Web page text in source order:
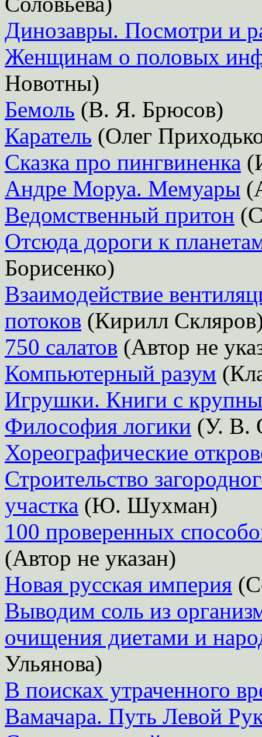
Динозавры. Посмотри и
Женщинам о половых
Новотны)
Бемоль (В. Я. Брюсов)
Каратель (Олег
Сказка про пингвиненка
Андре Моруа. Мемуары
Ведомственный притон
Отсюда дороги к
Борисенко)
Взаимодействие
потоков (Кирилл
750 салатов (Автор не
Компьютерный разум
Игрушки. Книги с
Философия логики (У. В.
Хореографические
Строительство
участка (Ю. Шухман)
100 проверенных
(Автор не указан)
Новая русская империя
Выводим соль из
очищения диетами и
Ульянова)
В поисках утраченного
Вамачара. Путь Левой